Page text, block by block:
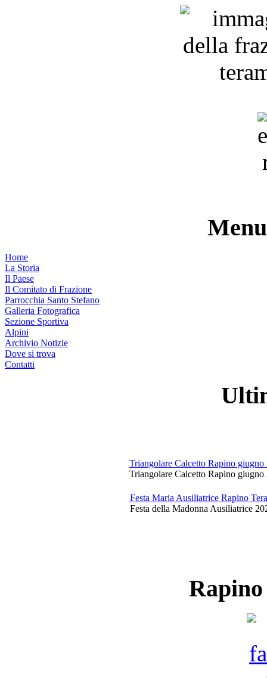
Home
La Storia
Il Paese
Il Comitato di Frazione
Parrocchia Santo Stefano
Galleria Fotografica
Sezione Sportiva
Alpini
Archivio Notizie
Dove si trova
Contatti
Triangolare Calcetto Rapino giugno
Triangolare Calcetto Rapino giugno
Festa Maria Ausiliatrice Rapino
Festa della Madonna Ausiliatrice
Rapino